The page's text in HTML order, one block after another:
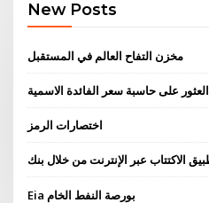
New Posts
مخزن التفاح العالم في المستقبل
العثور على حاسبة سعر الفائدة الاسمية
اختصارات الرمز
Eia بورصة النفط الخام